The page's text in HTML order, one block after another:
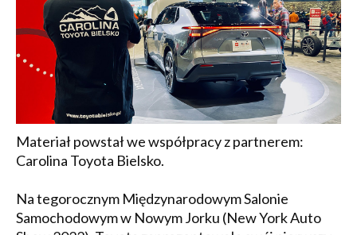
Materiał powstał we współpracy z partnerem:
Carolina Toyota Bielsko.
Na tegorocznym Międzynarodowym Salonie
Samochodowym w Nowym Jorku (New York Auto